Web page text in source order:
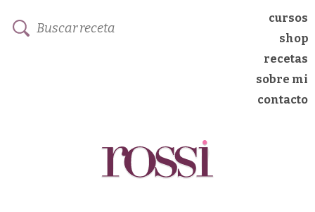
cursos
shop
recetas
sobre mi
contacto